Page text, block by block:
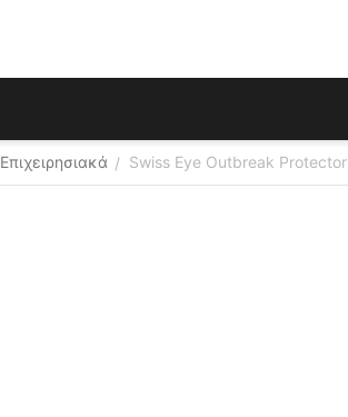
Επιχειρησιακά / Swiss Eye Outbreak Protector